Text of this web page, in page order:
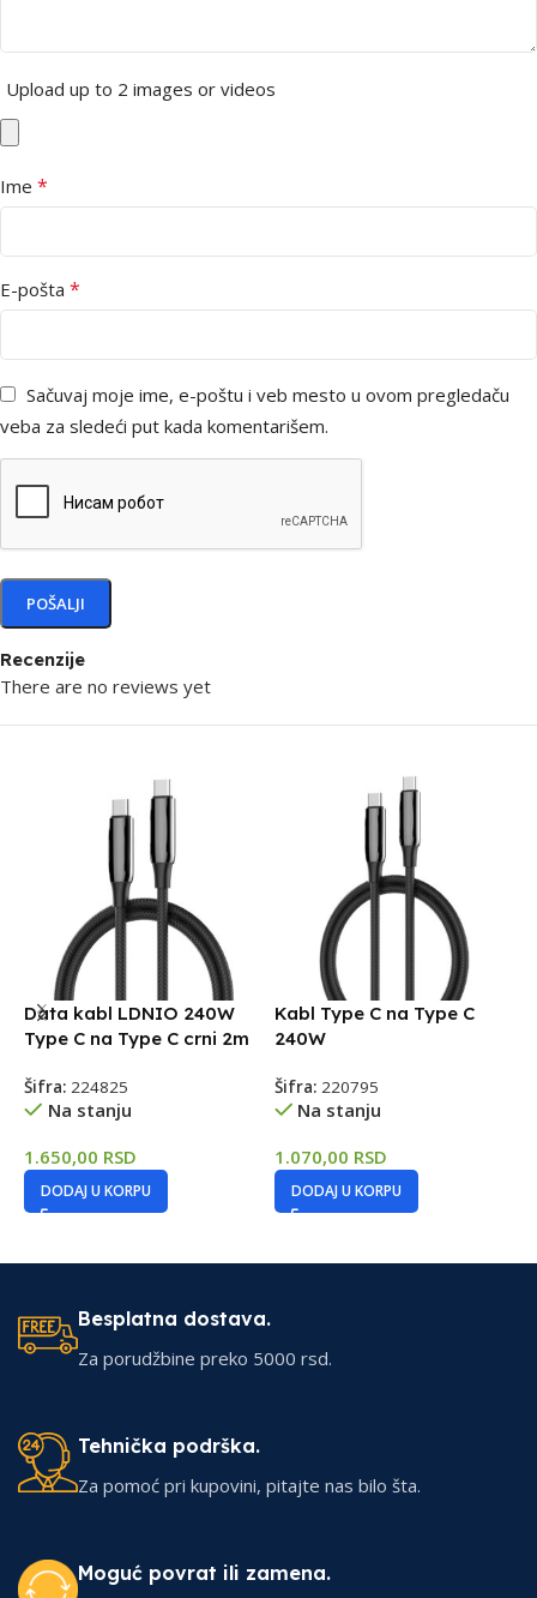
Recenzije
There are no reviews yet
Upload up to 2 images or videos
Ime *
E-pošta *
Sačuvaj moje ime, e-poštu i veb mesto u ovom pregledaču
veba za sledeći put kada komentarišem.
Data kabl LDNIO 240W
Type C na Type C crni 2m
Šifra: 224825
Na stanju
1.650,00 RSD
DODAJ U KORPU
Kabl Type C na Type C
240W
Šifra: 220795
Na stanju
1.070,00 RSD
DODAJ U KORPU
Besplatna dostava.
Za porudžbine preko 5000 rsd.
Tehnička podrška.
Za pomoć pri kupovini, pitajte nas bilo šta.
Moguć povrat ili zamena.